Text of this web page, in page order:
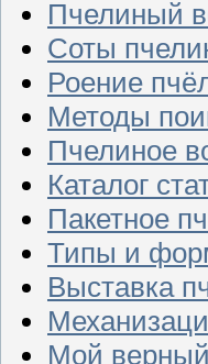
Пчелиный
Соты
Роение
Методы
Пчелиное
Каталог
Пакетное
Типы и
Выставка
Мой